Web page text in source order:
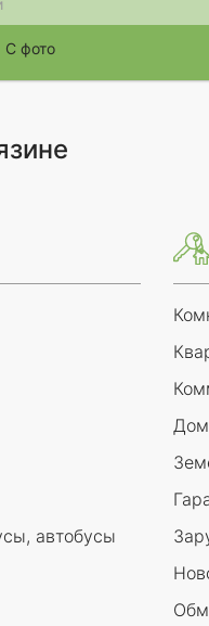
С фото
автобусы